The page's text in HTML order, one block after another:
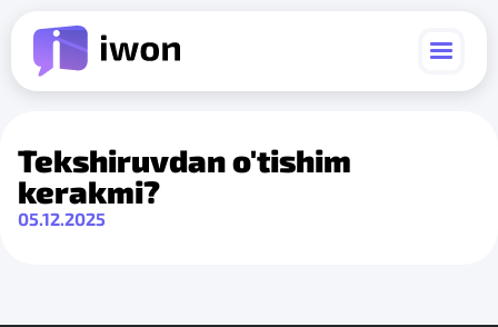
Tekshiruvdan o'tishim
kerakmi?
05.12.2025